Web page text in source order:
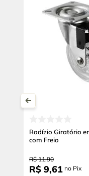
Rodízio Giratório
com Freio
R$ 11,90
R$ 9,61 no Pix